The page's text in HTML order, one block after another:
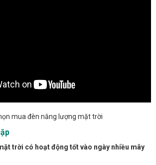
mua đèn năng lượng mặt trời
trời có hoạt động tốt vào ngày nhiều mây